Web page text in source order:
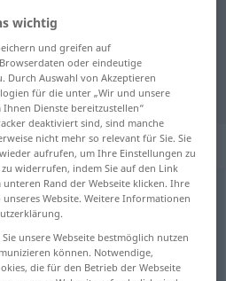
Übersetzung für
Übersetzung
anklicken/antippen)
wichtig
und greifen auf
oder eindeutige
Durch Auswahl von Akzeptieren
für die unter „Wir und unsere
Dienste bereitzustellen“
deaktiviert sind, sind manche
nicht mehr so relevant für Sie. Sie
aufrufen, um Ihre Einstellungen zu
widerrufen, indem Sie auf den Link
Rand der Webseite klicken. Ihre
Website. Weitere Informationen
unsere Webseite bestmöglich nutzen
können. Notwendige,
die für den Betrieb der Webseite